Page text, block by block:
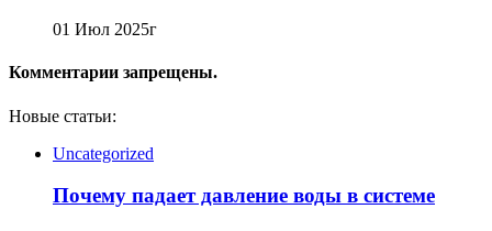
01 Июл 2025г
Комментарии запрещены.
Новые статьи:
Uncategorized
Почему падает давление воды в системе